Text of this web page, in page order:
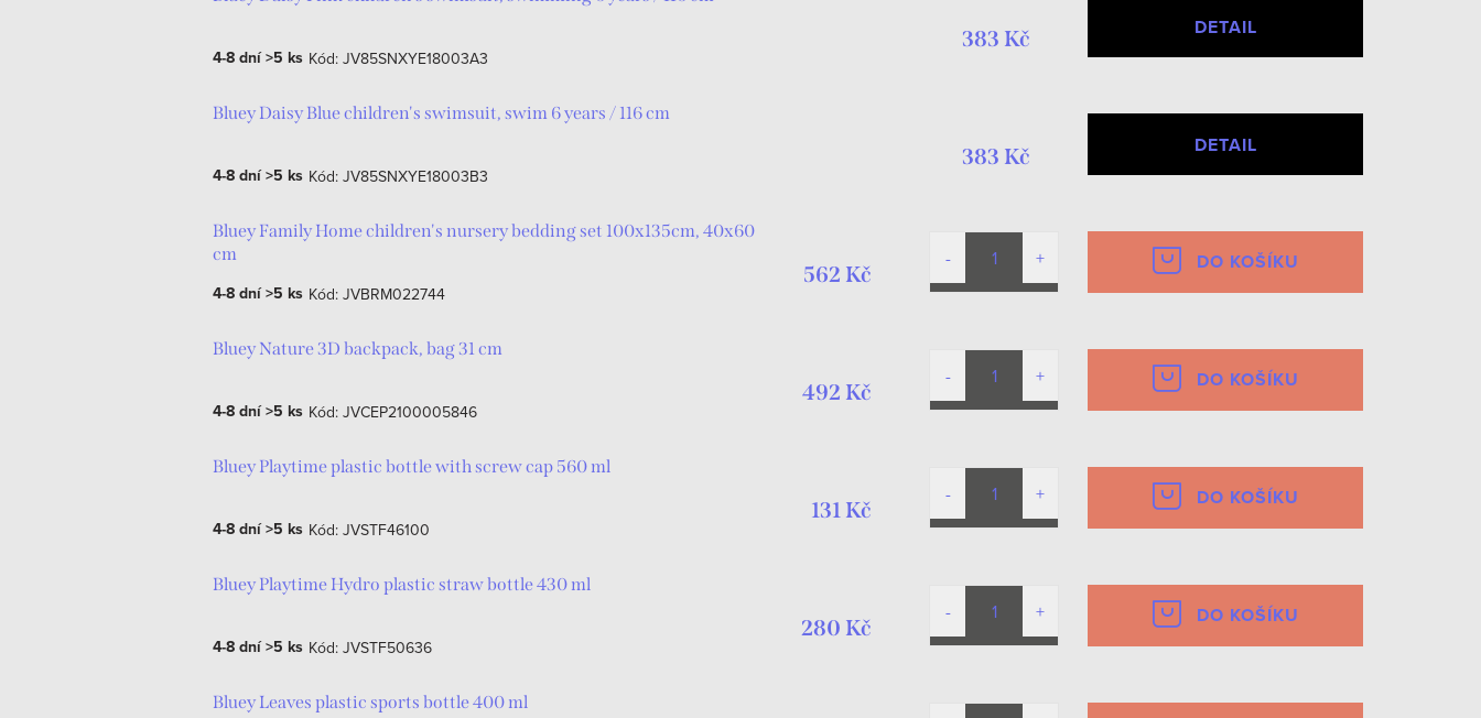
4-8 dní>5 ks Kód: JV85SNXYE18003A3
383 Kč DETAIL
Bluey Daisy Blue children's swimsuit, swim 6 years / 116 cm
4-8 dní>5 ks Kód: JV85SNXYE18003B3
383 Kč DETAIL
Bluey Family Home children's nursery bedding set 100x135cm, 40x60
cm
4-8 dní>5 ks Kód: JVBRM022744
562 Kč DO KOŠÍKU
Bluey Nature 3D backpack, bag 31 cm
4-8 dní>5 ks Kód: JVCEP2100005846
492 Kč DO KOŠÍKU
Bluey Playtime plastic bottle with screw cap 560 ml
4-8 dní>5 ks Kód: JVSTF46100
131 Kč DO KOŠÍKU
Bluey Playtime Hydro plastic straw bottle 430 ml
4-8 dní>5 ks Kód: JVSTF50636
280 Kč DO KOŠÍKU
Bluey Leaves plastic sports bottle 400 ml